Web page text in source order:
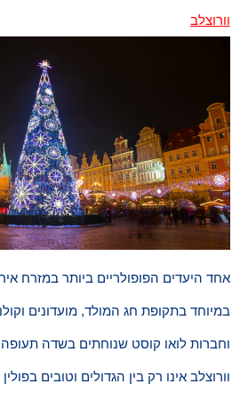
וורוצלב
אחד היעדים הפופולריים ביותר במזרח
במיוחד בתקופת חג המולד, מועדונים
וחברות לואו קוסט שנוחתים בשדה
וורוצלב אינו רק בין הגדולים וטובים